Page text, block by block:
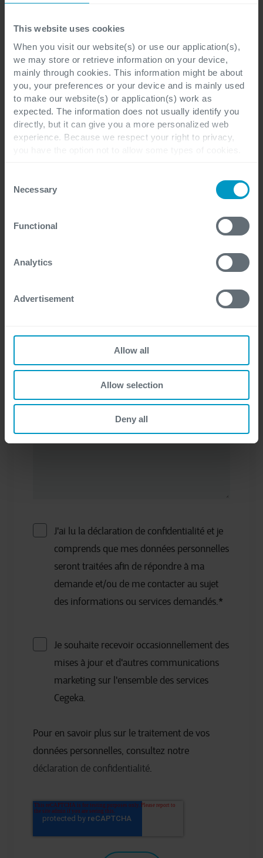
This website uses cookies
When you visit our website(s) or use our application(s),
we may store or retrieve information on your device,
mainly through cookies. This information might be about
you, your preferences or your device and is mainly used
to make our website(s) or application(s) work as
expected. The information does not usually identify you
directly, but it can give you a more personalized web
experience. Because we respect your right to privacy,
you disable certain cookies, you should be aware that
certain website or application elements may be impacted
and interfere with your experience of the website and the
services we are able to offer.
Selection
Necessary
Functional
Analytics
Advertisement
Allow all
Allow selection
Deny all
Prénom*
Nom*
Adresse Email
J'ai lu la déclaration de confidentialité et je
comprends que mes données personnelles
seront traitées afin de répondre à ma
demande et/ou de me contacter au sujet
des informations ou services demandés.*
Je souhaite recevoir occasionnellement des
mises à jour et d'autres communications
marketing sur l'ensemble des services
Cegeka.
Pour en savoir plus sur le traitement de vos
données personnelles, consultez notre
déclaration de confidentialité.